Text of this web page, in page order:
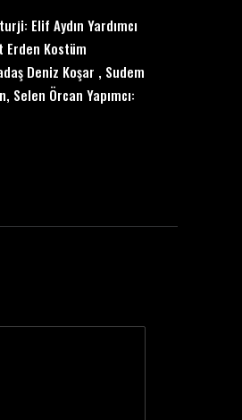
Elif Aydın Yardımcı
Erden Kostüm
Deniz Koşar , Sudem
Selen Örcan Yapımcı: